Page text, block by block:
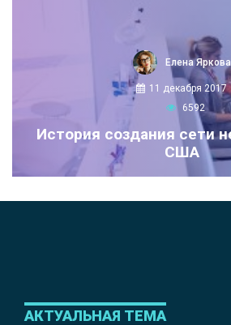
Елена Яркова
11 декабря 2017
6592
История создания сети
США
АКТУАЛЬНАЯ ТЕМА